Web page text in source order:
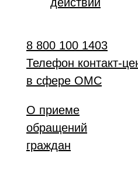
8 800 100 1403
Телефон контакт-
в сфере ОМС
О приеме
обращений
граждан